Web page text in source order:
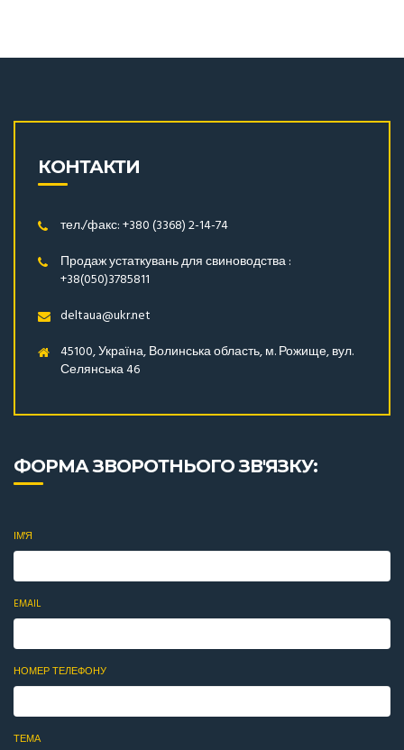
КОНТАКТИ
тел./факс: +380 (3368) 2-14-74
Продаж устаткувань для свиноводства :
+38(050)3785811
deltaua@ukr.net
45100, Україна, Волинська область, м. Рожище, вул.
Селянська 46
ФОРМА ЗВОРОТНЬОГО ЗВ'ЯЗКУ:
ІМ'Я
EMAIL
НОМЕР ТЕЛЕФОНУ
ТЕМА